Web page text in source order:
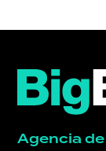
Agencia